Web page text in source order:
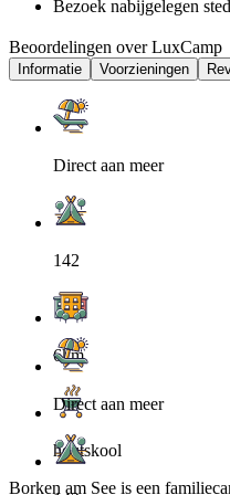
Bezoek nabijgelegen
Beoordelingen over LuxCamp
Informatie Voorzieningen
Direct aan meer
142
6km
houtskool
Borken am See is een
Direct aan meer